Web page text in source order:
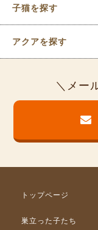
子猫を探す
アクアを探す
メー
トップページ
巣立った子たち